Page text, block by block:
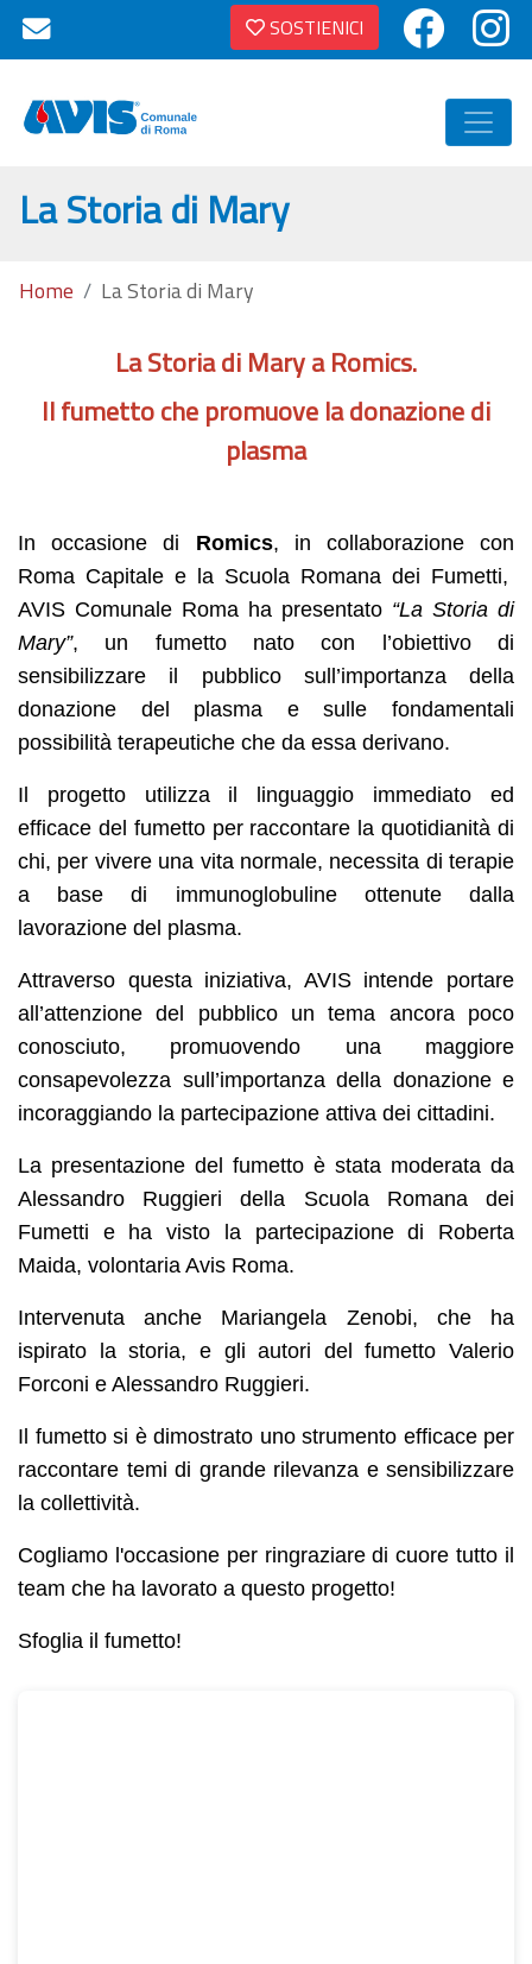
SOSTIENICI
La Storia di Mary
Home La Storia di Mary
La Storia di Mary a Romics.
Il fumetto che promuove la donazione di
plasma
In occasione di Romics, in collaborazione con
Roma Capitale e la Scuola Romana dei Fumetti,
AVIS Comunale Roma ha presentato “La Storia di
Mary”, un fumetto nato con l’obiettivo di
sensibilizzare il pubblico sull’importanza della
donazione del plasma e sulle fondamentali
possibilità terapeutiche che da essa derivano.
Il progetto utilizza il linguaggio immediato ed
efficace del fumetto per raccontare la quotidianità di
chi, per vivere una vita normale, necessita di terapie
a base di immunoglobuline ottenute dalla
lavorazione del plasma.
Attraverso questa iniziativa, AVIS intende portare
all’attenzione del pubblico un tema ancora poco
conosciuto, promuovendo una maggiore
consapevolezza sull’importanza della donazione e
incoraggiando la partecipazione attiva dei cittadini.
La presentazione del fumetto è stata moderata da
Alessandro Ruggieri della Scuola Romana dei
Fumetti e ha visto la partecipazione di Roberta
Maida, volontaria Avis Roma.
Intervenuta anche Mariangela Zenobi, che ha
ispirato la storia, e gli autori del fumetto Valerio
Forconi e Alessandro Ruggieri.
Il fumetto si è dimostrato uno strumento efficace per
raccontare temi di grande rilevanza e sensibilizzare
la collettività.
Cogliamo l'occasione per ringraziare di cuore tutto il
team che ha lavorato a questo progetto!
Sfoglia il fumetto!